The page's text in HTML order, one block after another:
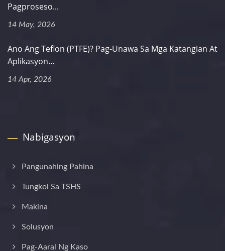
Pagproseso...
14 May, 2026
Ano Ang Teflon (PTFE)? Pag-Unawa Sa Mga Katangian At
Aplikasyon...
14 Apr, 2026
Nabigasyon
Pangunahing Pahina
Tungkol Sa TSHS
Makina
Solusyon
Pag-Aaral Ng Kaso